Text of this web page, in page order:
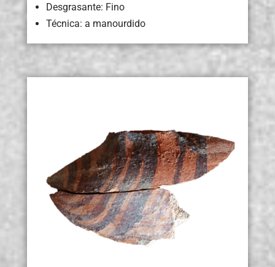
Desgrasante: Fino
Técnica: a manourdido